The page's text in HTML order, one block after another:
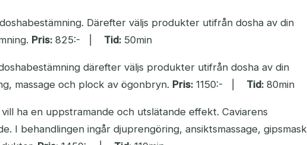
Därefter väljs produkter utifrån dosha av din
Pris: 825:- | Tid: 50min
därefter väljs produkter utifrån dosha av din
massage och plock av ögonbryn. Pris: 1150:- | Tid: 80min
ha en uppstramande och utslätande effekt. Caviarens
I behandlingen ingår djuprengöring, ansiktsmassage, gipsmask